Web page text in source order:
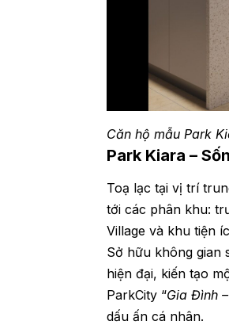
Căn hộ mẫu Park
Park Kiara –
Toạ lạc tại vị trí
tới các phân khu:
Village và khu tiện
Sở hữu không gian
hiện đại, kiến tạo
ParkCity “Gia Đình
dấu ấn cá nhân.